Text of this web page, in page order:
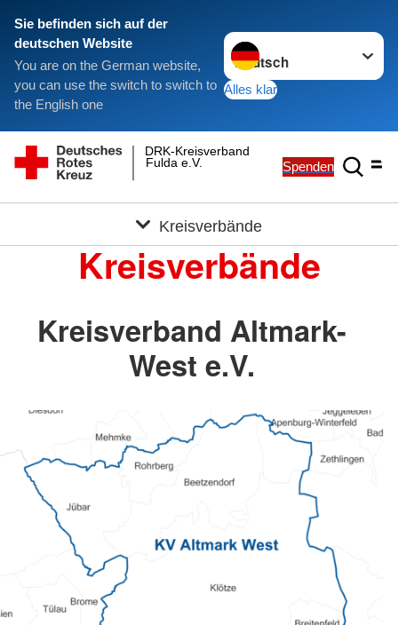
Sie befinden sich auf der
deutschen Website
You are on the German website,
you can use the switch to switch to
the English one
Sprache wechseln zu
Alles klar
Fulda e.V.
DRK-Kreisverband
Spenden
Kreisverbände
Kreisverbände
Kreisverband Altmark-
West e.V.